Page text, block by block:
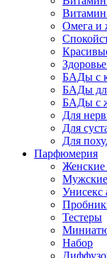
Омега и
БАДы с
БАДы
БАДы с
Для
Для
Для
Парфюмерия
Женские
Унисекс
Тестеры
Набор